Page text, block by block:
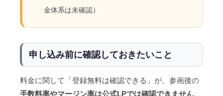
金体系は未確認）
申し込み前に確認しておきたいこと
料金に関して「登録無料は確認できる」が、参画後の
手数料率やマージン率は公式LPでは確認できません。